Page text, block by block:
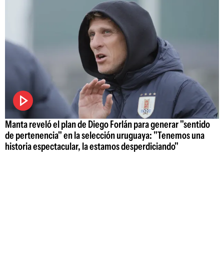
Manta reveló el plan de Diego Forlán para generar "sentido
de pertenencia" en la selección uruguaya: "Tenemos una
historia espectacular, la estamos desperdiciando"